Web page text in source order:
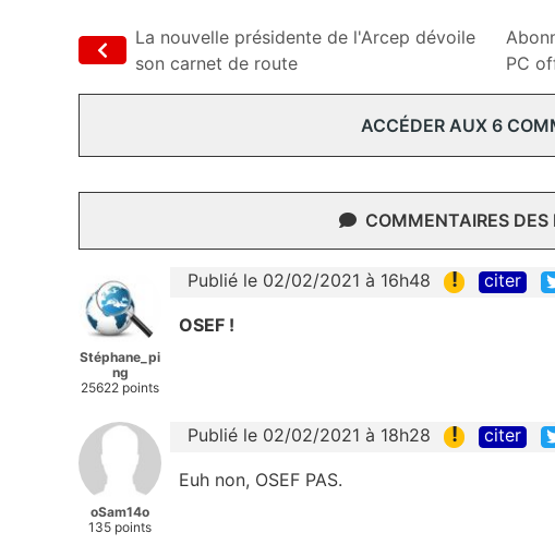
La nouvelle présidente de l'Arcep dévoile
son carnet de route
PC
ACCÉDER AUX 6
COMMENTAIRES DES
Stéphane_pi
ng
25622 points
Publié le 02/02/2021 à 16h48 ! citer
OSEF !
oSam14o
135 points
Publié le 02/02/2021 à 18h28 ! citer
Euh non, OSEF PAS.